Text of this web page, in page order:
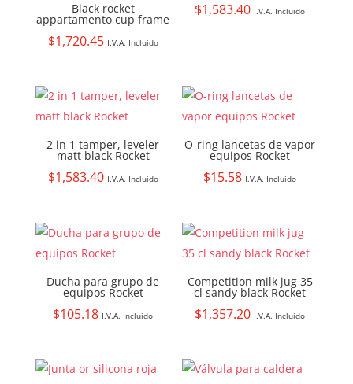
Black rocket
appartamento cup frame
$1,720.45 I.V.A. Incluido
$1,583.40 I.V.A. Incluido
2 in 1 tamper, leveler
matt black Rocket
$1,583.40 I.V.A. Incluido
O-ring lancetas de vapor
equipos Rocket
$15.58 I.V.A. Incluido
Ducha para grupo de
equipos Rocket
$105.18 I.V.A. Incluido
Competition milk jug 35
cl sandy black Rocket
$1,357.20 I.V.A. Incluido